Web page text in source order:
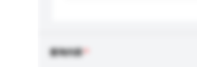
查询内容